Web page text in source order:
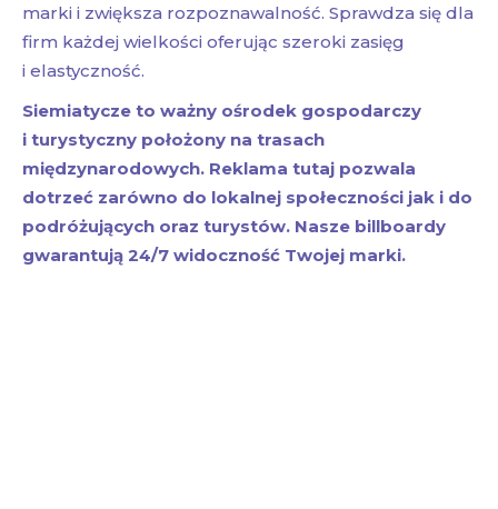
marki i zwiększa rozpoznawalność. Sprawdza się dla
firm każdej wielkości oferując szeroki zasięg
i elastyczność.
Siemiatycze to ważny ośrodek gospodarczy
i turystyczny położony na trasach
międzynarodowych. Reklama tutaj pozwala
dotrzeć zarówno do lokalnej społeczności jak i do
podróżujących oraz turystów. Nasze billboardy
gwarantują 24/7 widoczność Twojej marki.